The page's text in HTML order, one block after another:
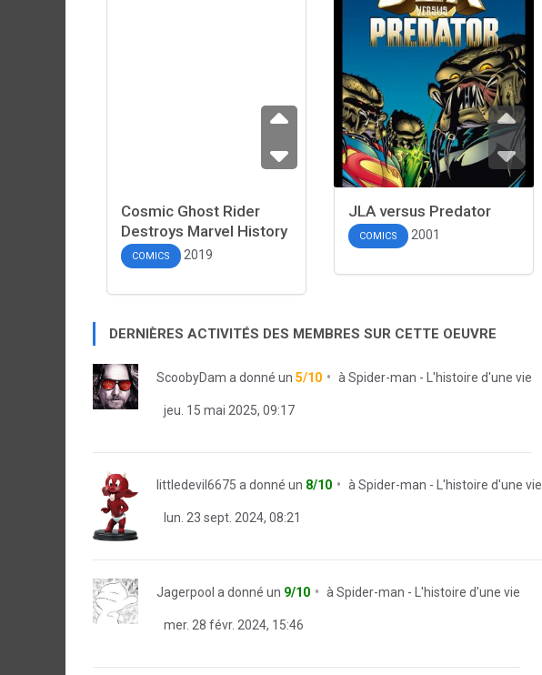
Cosmic Ghost Rider
Destroys Marvel History
COMICS 2019
JLA versus Predator
COMICS 2001
DERNIÈRES ACTIVITÉS DES MEMBRES SUR CETTE OEUVRE
ScoobyDam a donné un 5/10 àSpider-man - L'histoire d'une vie
jeu. 15 mai 2025, 09:17
littledevil6675 a donné un 8/10 àSpider-man - L'histoire d'une vie
lun. 23 sept. 2024, 08:21
Jagerpool a donné un 9/10 àSpider-man - L'histoire d'une vie
mer. 28 févr. 2024, 15:46